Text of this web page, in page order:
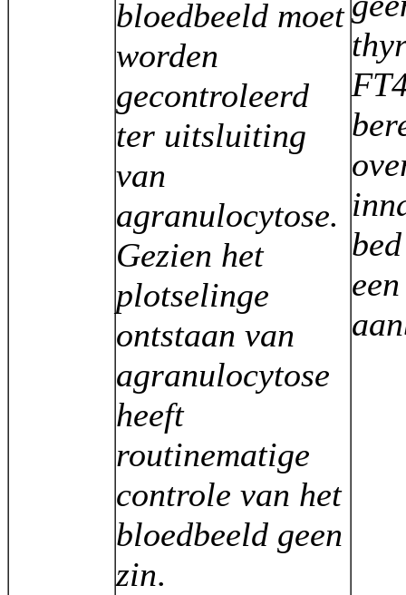
bloedbeeld moet
worden
gecontroleerd
ter uitsluiting
van
agranulocytose.
Gezien het
plotselinge
ontstaan van
agranulocytose
heeft
routinematige
controle van het
bloedbeeld geen
zin.